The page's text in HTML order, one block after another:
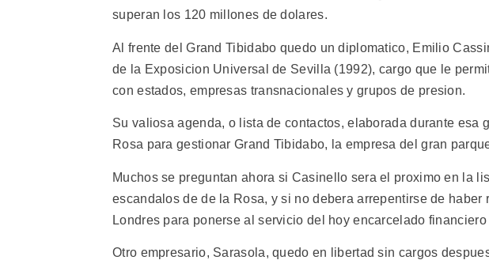
superan los 120 millones de dolares.
Al frente del Grand Tibidabo quedo un diplomatico, Emilio
de la Exposicion Universal de Sevilla (1992), cargo que le
con estados, empresas transnacionales y grupos de presion.
Su valiosa agenda, o lista de contactos, elaborada durante esa
Rosa para gestionar Grand Tibidabo, la empresa del gran
Muchos se preguntan ahora si Casinello sera el proximo en la
escandalos de de la Rosa, y si no debera arrepentirse de
Londres para ponerse al servicio del hoy encarcelado financiero
Otro empresario, Sarasola, quedo en libertad sin cargos